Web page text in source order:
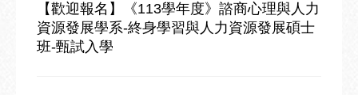
【歡迎報名】《113學年度》諮商心理與人力
資源發展學系-終身學習與人力資源發展碩士
班-甄試入學